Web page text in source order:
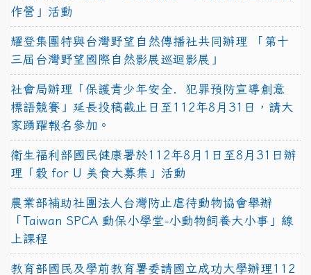
作營」活動
耀登集團特與台灣野望自然傳播社共同辦理 「第十
三屆台灣野望國際自然影展巡迴影展」
社會局辦理「保護青少年安全．犯罪預防宣導創意
標語競賽」延長投稿截止日至112年8月31日，請大
家踴躍報名參加。
衛生福利部國民健康署於112年8月1日至8月31日辦
理「穀 for U 美食大募集」活動
農業部補助社團法人台灣防止虐待動物協會舉辦
「Taiwan SPCA 動保小學堂-小動物飼養大小事」線
上課程
教育部國民及學前教育署委請國立成功大學辦理112